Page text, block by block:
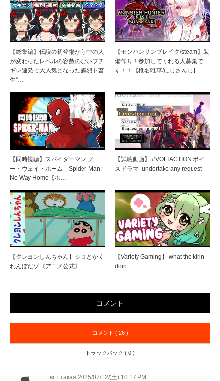
【総集編】伝説の初登場から中の人
が変わったレベルの容赦のないブチ
ギレ連発で大人気となった痛烈ド畜
生“…
【モンハンサンブレイク/steam】装
備作り！参加してくれる人募集で
す！！【椎名唯華/にじさんじ】
【同時視聴】スパイダーマン:ノ
ー・ウェイ・ホーム Spider-Man:
No Way Home【ホ…
【試聴動画】 #VOLTACTION ボイ
スドラマ -undertake any request-
【クレヨンしんちゃん】シロとかく
れんぼだゾ《アニメ公式》
【Variety Gaming】 what the kirin
doin
コメント
コメント ( 26 )
トラックバック ( 0 )
вот такая 2025/07/12/(土) 10:17 PM